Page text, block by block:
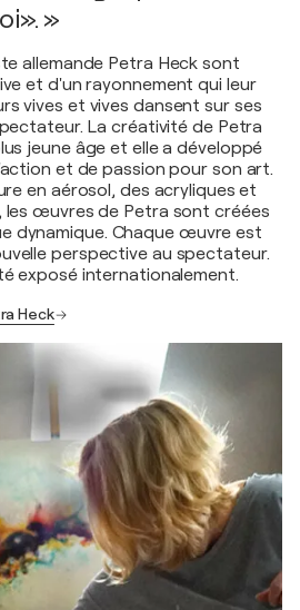
»
allemande Petra Heck sont
et d'un rayonnement qui leur
vives et vives dansent sur ses
La créativité de Petra
jeune âge et elle a développé
et de passion pour son art.
en aérosol, des acryliques et
les œuvres de Petra sont créées
dynamique. Chaque œuvre est
perspective au spectateur.
exposé internationalement.
Heck